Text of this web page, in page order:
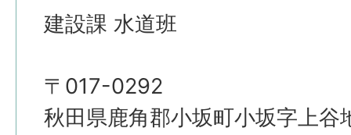
建設課 水道班
〒017-0292
秋田県鹿角郡小坂町小坂字上谷